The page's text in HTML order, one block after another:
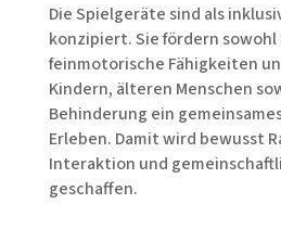
Die Spielgeräte sind als
konzipiert. Sie fördern sowohl
feinmotorische Fähigkeiten
Kindern, älteren Menschen
Behinderung ein
Erleben. Damit wird bewusst
Interaktion und
geschaffen.